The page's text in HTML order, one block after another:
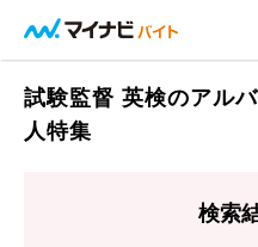
試験監督 英検のアル
人特集
検索